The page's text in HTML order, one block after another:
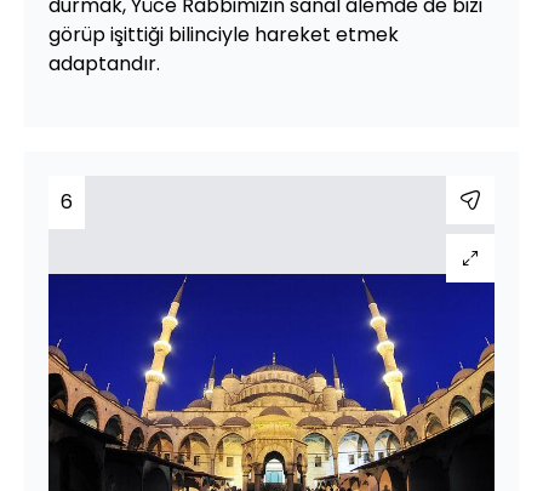
görüp işittiği bilinciyle hareket etmek
adaptandır.
6